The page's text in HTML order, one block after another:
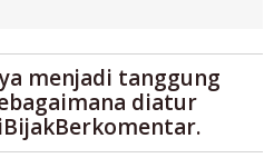
menjadi tanggung
diatur